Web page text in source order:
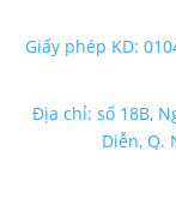
Giấy phép KD:
Địa chỉ: số 18B,
Diễn, Q.